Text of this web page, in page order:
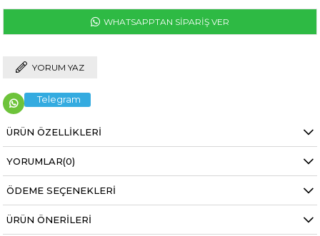
WHATSAPPTAN SİPARİŞ VER
YORUM YAZ
Telegram
ÜRÜN ÖZELLIKLERI
YORUMLAR(0)
ÖDEME SEÇENEKLERI
ÜRÜN ÖNERILERI